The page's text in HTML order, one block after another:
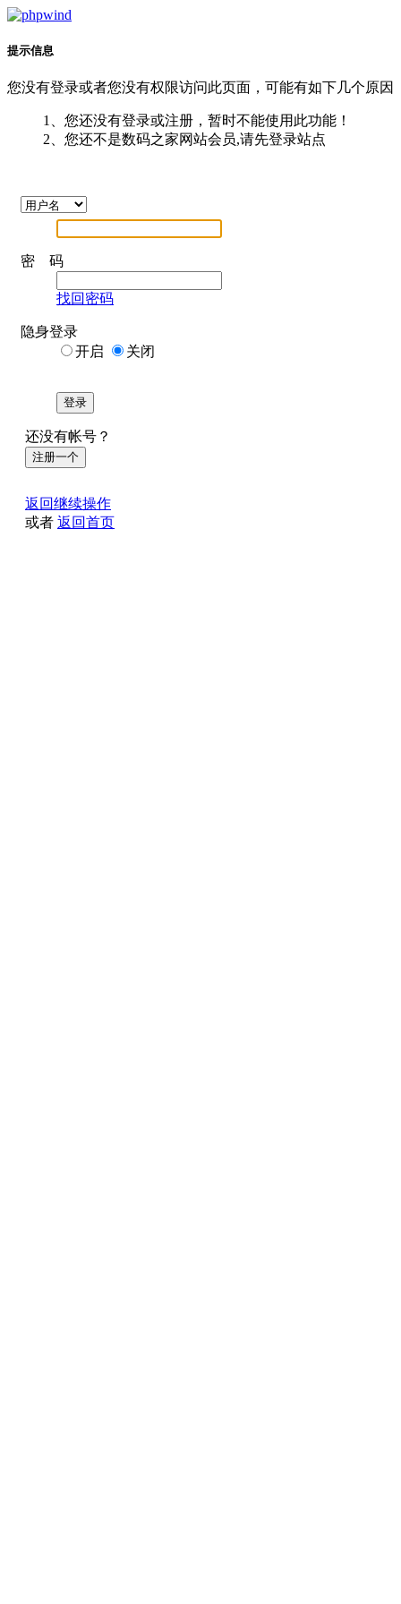
提示信息
您没有登录或者您没有权限访问此页面，可能有如下几个原因
1、您还没有登录或注册，暂时不能使用此功能！
2、您还不是数码之家网站会员,请先登录站点
密 码
找回密码
隐身登录
开启
关闭
登录
还没有帐号？
注册一个
返回继续操作
或者 返回首页